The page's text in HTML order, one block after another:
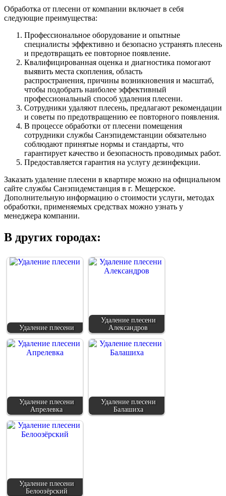
Обработка от плесени от компании включает в себя
следующие преимущества:
Профессиональное оборудование и опытные
специалисты эффективно и безопасно устранять плесень
и предотвращать ее повторное появление.
Квалифицированная оценка и диагностика помогают
выявить места скопления, область
распространения, причины возникновения и масштаб,
чтобы подобрать наиболее эффективный
профессиональный способ удаления плесени.
Сотрудники удаляют плесень, предлагают рекомендации
и советы по предотвращению ее повторного появления.
В процессе обработки от плесени помещения
сотрудники службы Санэпидемстанции обязательно
соблюдают принятые нормы и стандарты, что
гарантирует качество и безопасность проводимых работ.
Предоставляется гарантия на услугу дезинфекции.
Заказать удаление плесени в квартире можно на официальном
сайте службы Санэпидемстанция в г. Мещерское.
Дополнительную информацию о стоимости услуги, методах
обработки, применяемых средствах можно узнать у
менеджера компании.
В других городах:
Удаление плесени
Удаление плесени
Александров
Удаление плесени
Апрелевка
Удаление плесени
Балашиха
Удаление плесени
Белоозёрский